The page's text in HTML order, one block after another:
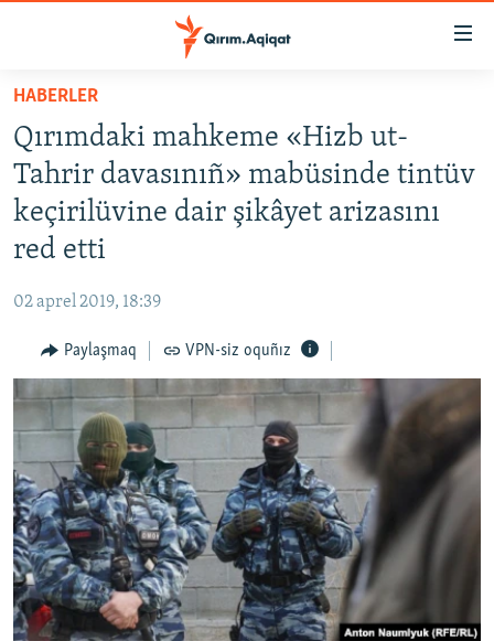
Esas
qaytmaq
Baş
navigatsiyağa
qaytmaq
Qıdıruvğa
HABERLER
SİYASET
İQTİSADİYAT
CEMİYET
İNSAN AQLARI
VİDEO
SÜRET
BLOGLAR
FİKİR
Русский
Українською
QOŞULIÑIZ!
HABERLER
Qırımdaki mahkeme «Hizb ut-
Tahrir davasınıñ» mabüsinde tintüv
keçirilüvine dair şikâyet arizasını
red etti
02 aprel 2019, 18:39
Paylaşmaq VPN-siz oquñız